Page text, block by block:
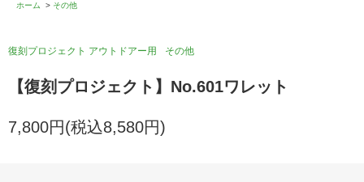
ホーム
> その他
復刻プロジェクト アウトドアー用 その他
【復刻プロジェクト】No.601ワレット
7,800円(税込8,580円)